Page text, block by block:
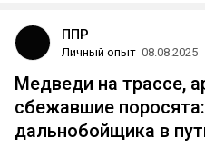
ППР
Личный опыт 08.08.2025
Медведи на трассе,
сбежавшие
дальнобойщика в